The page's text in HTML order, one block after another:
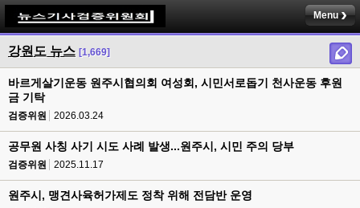
Menu
강원도 뉴스 [1,669]
바르게살기운동 원주시협의회 여성회, 시민서로돕기 천사운동 후원
금 기탁
검증위원 2026.03.24
공무원 사칭 사기 시도 사례 발생...원주시, 시민 주의 당부
검증위원 2025.11.17
원주시, 맹견사육허가제도 정착 위해 전담반 운영